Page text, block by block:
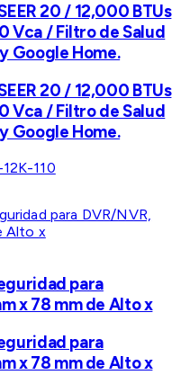
20 / 12,000 BTUs
Vca / Filtro de Salud
Google Home.
20 / 12,000 BTUs
Vca / Filtro de Salud
Google Home.
110
para
x 78 mm de Alto x
para
x 78 mm de Alto x